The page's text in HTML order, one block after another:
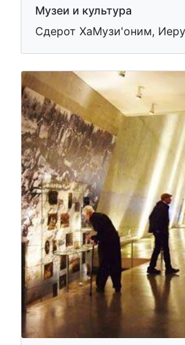
Музеи и культура
Сдерот ХаМузи'оним,